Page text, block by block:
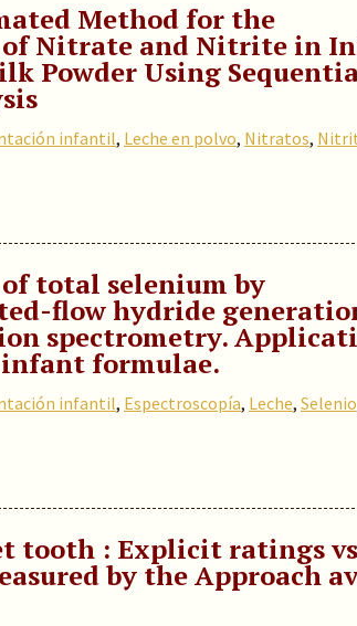
Method for the
Nitrate and Nitrite in
Powder Using
infantil, Leche en polvo, Nitratos,
total selenium by
flow hydride
spectrometry.
infant formulae.
infantil, Espectroscopía, Leche, Selenio
tooth : Explicit ratings
by the Approach